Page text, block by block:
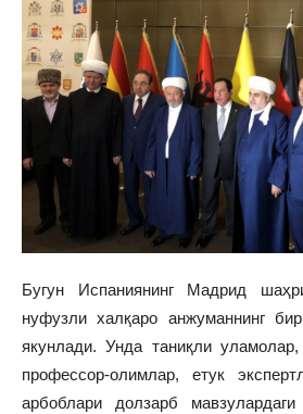
Бугун Испаниянинг Мадрид
нуфузли халқаро анжуманнинг
якунлади. Унда таниқли
профессор-олимлар, етук
арбоблари долзарб